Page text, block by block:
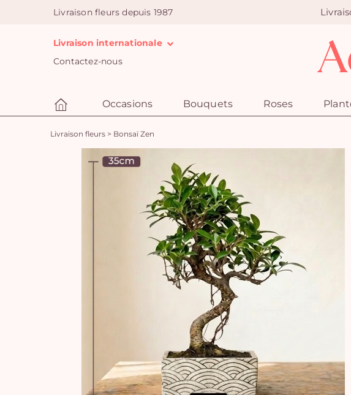
Livraison fleurs depuis 1987
Livraison internationale
Contactez-nous
Occasions Bouquets Roses
Livraison fleurs > Bonsaï Zen